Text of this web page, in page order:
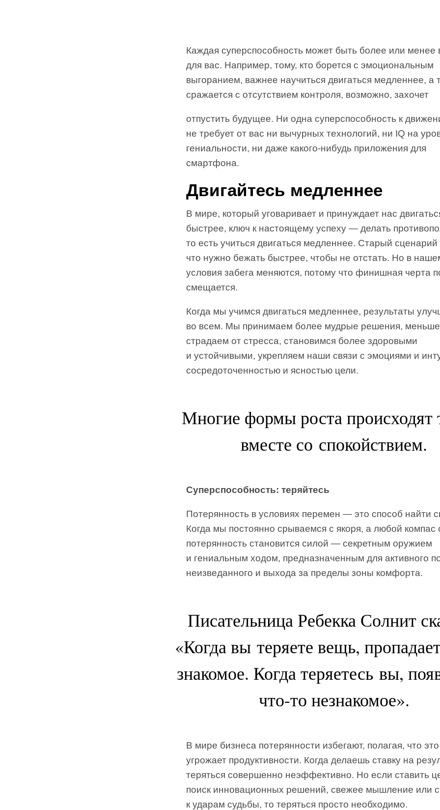
Каждая суперспособность может быть более или менее
для вас. Например, тому, кто борется с эмоциональным
выгоранием, важнее научиться двигаться медленнее, а
сражается с отсутствием контроля, возможно, захочет
отпустить будущее. Ни одна суперспособность к
не требует от вас ни вычурных технологий, ни IQ на
гениальности, ни даже какого-нибудь приложения для
смартфона.
Двигайтесь медленнее
В мире, который уговаривает и принуждает нас
быстрее, ключ к настоящему успеху — делать
то есть учиться двигаться медленнее. Старый сценарий
что нужно бежать быстрее, чтобы не отстать. Но в
условия забега меняются, потому что финишная черта
смещается.
Когда мы учимся двигаться медленнее, результаты
во всем. Мы принимаем более мудрые решения, меньше
страдаем от стресса, становимся более здоровыми
и устойчивыми, укрепляем наши связи с эмоциями и
сосредоточенностью и ясностью цели.
Многие формы роста происходят
вместе со спокойствием.
Суперспособность: теряйтесь
Потерянность в условиях перемен — это способ найти
Когда мы постоянно срываемся с якоря, а любой компас
потерянность становится силой — секретным оружием
и гениальным ходом, предназначенным для активного
неизведанного и выхода за пределы зоны комфорта.
Писательница Ребекка Солнит
«Когда вы теряете вещь,
знакомое. Когда теряетесь вы,
что-то незнакомое».
В мире бизнеса потерянности избегают, полагая, что это
угрожает продуктивности. Когда делаешь ставку на
теряться совершенно неэффективно. Но если ставить
поиск инновационных решений, свежее мышление или
к ударам судьбы, то теряться просто необходимо.